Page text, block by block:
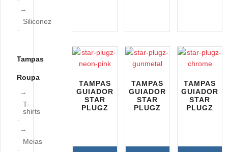
TAMPAS
GUIADOR
STAR
PLUGZ
TAMPAS
GUIADOR
STAR
PLUGZ
TAMPAS
GUIADOR
STAR
PLUGZ
Siliconez
Tampas
Roupa
T-
shirts
Meias